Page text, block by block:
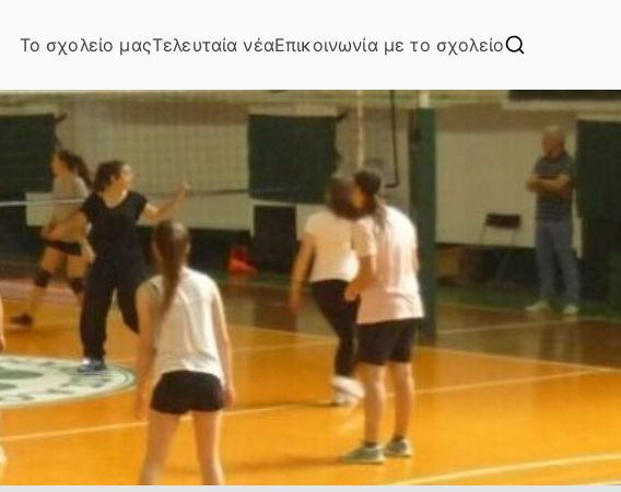
Το σχολείο μαςΤελευταία νέαΕπικοινωνία με το σχολείο